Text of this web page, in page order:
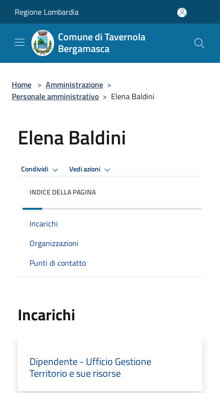
Regione Lombardia
Comune di Tavernola
Bergamasca
Home > Amministrazione >
Personale amministrativo > Elena Baldini
Elena Baldini
Condividi Vedi azioni
INDICE DELLA PAGINA
Incarichi
Organizzazioni
Punti di contatto
Incarichi
Dipendente - Ufficio Gestione
Territorio e sue risorse